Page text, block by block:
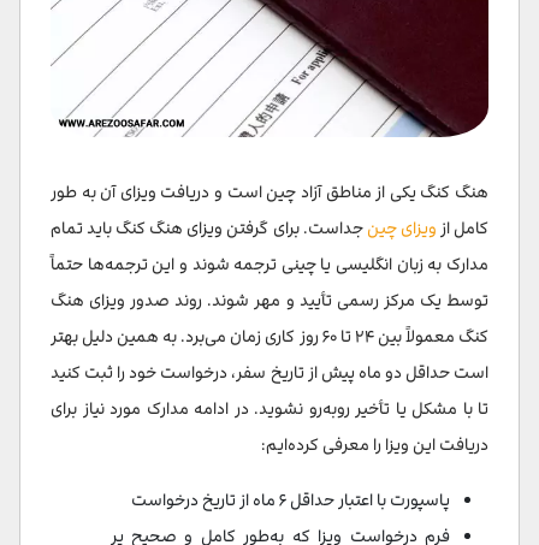
هنگ کنگ یکی از مناطق آزاد چین است و دریافت ویزای آن به طور
کامل از ویزای چینجداست. برای گرفتن ویزای هنگ کنگ باید تمام
مدارک به زبان انگلیسی یا چینی ترجمه شوند و این ترجمه‌ها حتماً
توسط یک مرکز رسمی تأیید و مهر شوند. روند صدور ویزای هنگ
کنگ معمولاً بین ۲۴ تا ۶۰ روز کاری زمان می‌برد. به همین دلیل بهتر
است حداقل دو ماه پیش از تاریخ سفر، درخواست خود را ثبت کنید
تا با مشکل یا تأخیر روبه‌رو نشوید. در ادامه مدارک مورد نیاز برای
دریافت این ویزا را معرفی کرده‌ایم:
پاسپورت با اعتبار حداقل ۶ ماه از تاریخ درخواست
فرم درخواست ویزا که به‌طور کامل و صحیح پر